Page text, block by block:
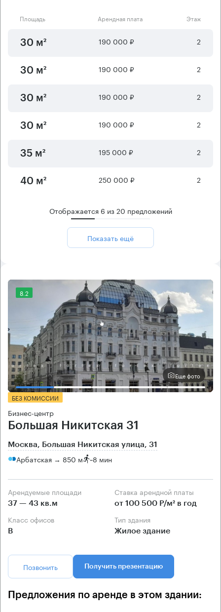
Площадь Арендная плата Этаж
30 м² 190 000 ₽ 2
30 м² 190 000 ₽ 2
30 м² 190 000 ₽ 2
30 м² 190 000 ₽ 2
35 м² 195 000 ₽ 2
40 м² 250 000 ₽ 2
Отображается 6 из20 предложений
Показать ещё
8.2
Еще фото
БЕЗ КОМИССИИ
Бизнес-центр
Большая Никитская 31
Москва, Большая Никитская улица, 31
Арбатская → 850 м ~8 мин
Арендуемые площади
37 — 43 кв.м
Ставка арендной платы
от 100 500 Р/м² в год
Класс офисов
B
Тип здания
Жилое здание
Позвонить Получить презентацию
Предложения по аренде в этом здании: